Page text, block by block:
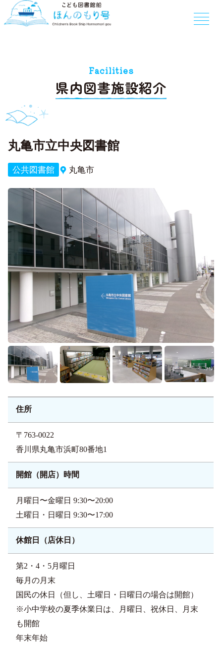
県内図書施設紹介
Facilities
丸亀市立中央図書館
公共図書館 丸亀市
住所
〒763-0022
香川県丸亀市浜町80番地1
開館（開店）時間
月曜日〜金曜日 9:30〜20:00
土曜日・日曜日 9:30〜17:00
休館日（店休日）
第2・4・5月曜日
毎月の月末
国民の休日（但し、土曜日・日曜日の場合は開館）
※小中学校の夏季休業日は、月曜日、祝休日、月末
も開館
年末年始